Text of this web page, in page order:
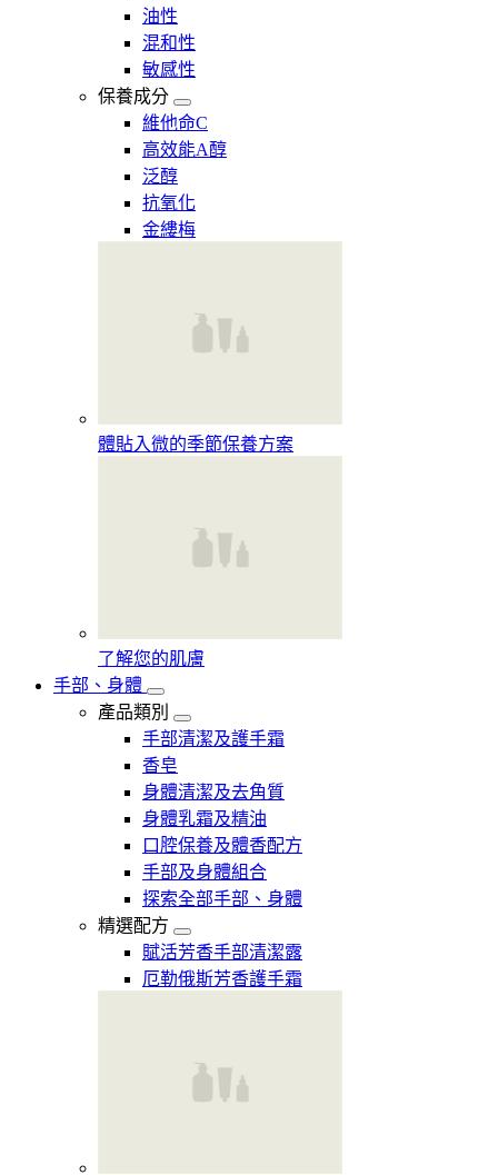
油性
混和性
敏感性
保養成分
維他命C
高效能A醇
泛醇
抗氧化
金縷梅
體貼入微的季節保養方案
了解您的肌膚
手部、身體
產品類別
手部清潔及護手霜
香皂
身體清潔及去角質
身體乳霜及精油
口腔保養及體香配方
手部及身體組合
探索全部手部、身體
精選配方
賦活芳香手部清潔露
厄勒俄斯芳香護手霜